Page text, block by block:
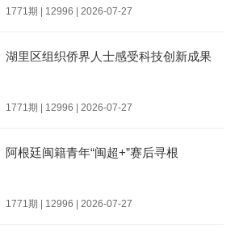
行”主题实践活动
1771期 | 12996 | 2026-07-27
湖里区组织侨界人士感受科技创新成果
1771期 | 12996 | 2026-07-27
阿根廷闽籍青年“闽超+”赛后寻根
1771期 | 12996 | 2026-07-27